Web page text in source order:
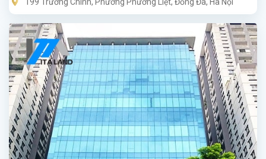
chọn hàng đầu cho các doanh nghiệp đang cần tìm mặt bằng văn phòng
cho thuê tiện nghi, thuận tiện kết nối để làm việc hoặc kinh doanh.